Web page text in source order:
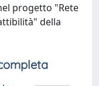
progetto "Rete
della